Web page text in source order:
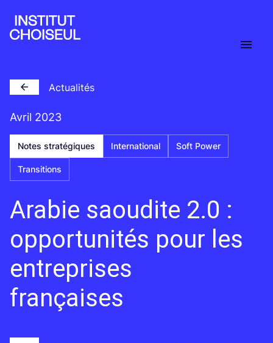
Actualités
Avril 2023
Notes stratégiques International Soft Power
Transitions
Arabie saoudite 2.0 :
opportunités pour les
entreprises
françaises